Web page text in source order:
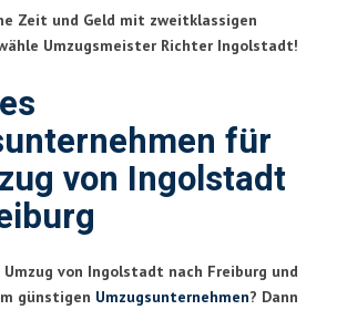
Zeit und Geld mit zweitklassigen
Umzugsmeister Richter Ingolstadt!
für
von Ingolstadt
von Ingolstadt nach Freiburg und
günstigen Umzugsunternehmen? Dann